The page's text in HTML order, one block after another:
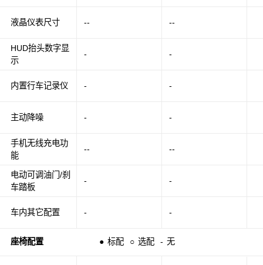
液晶仪表尺寸
HUD抬头数字显
示
内置行车记录仪
主动降噪
手机无线充电功
能
电动可调油门/刹
车踏板
车内其它配置
座椅配置 ● 标配 ○ 选配 - 无
-- --
- -
- -
- -
-- --
- -
- -